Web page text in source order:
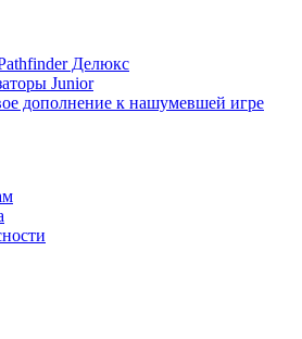
Делюкс
Junior
дополнение к нашумевшей игре